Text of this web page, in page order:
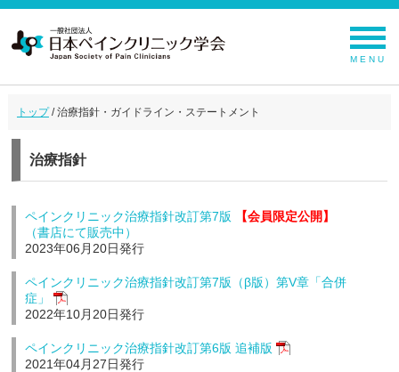
MENU
トップ/ 治療指針・ガイドライン・ステートメント
治療指針
ペインクリニック治療指針改訂第7版
【会員限定公開】
（書店にて販売中）
2023年06月20日発行
ペインクリニック治療指針改訂第7版（β版）第V章「合併
症」
2022年10月20日発行
ペインクリニック治療指針改訂第6版 追補版
2021年04月27日発行